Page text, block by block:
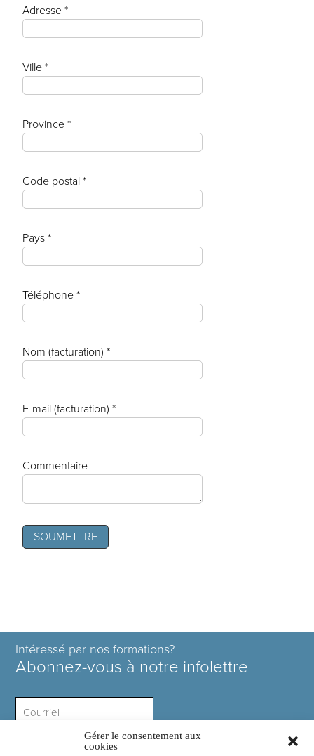
Gérer le consentement aux
cookies
Adresse *
Ville *
Province *
Code postal *
Pays *
Téléphone *
Nom (facturation) *
E-mail (facturation) *
Commentaire
Intéressé par nos formations?
Abonnez-vous à notre infolettre